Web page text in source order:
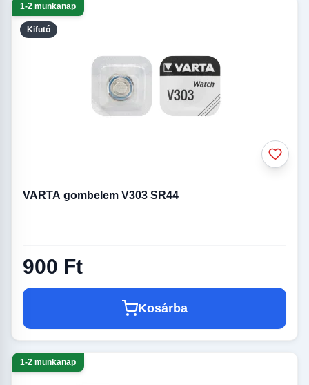
Kifutó
1-2 munkanap
VARTA gombelem V303 SR44
900 Ft
Kosárba
1-2 munkanap